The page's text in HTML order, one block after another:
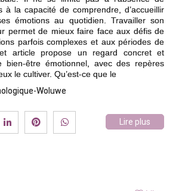
à la capacité de comprendre, d’accueillir
émotions au quotidien. Travailler son
permet de mieux faire face aux défis de
parfois complexes et aux périodes de
article propose un regard concret et
bien-être émotionnel, avec des repères
le cultiver. Qu’est-ce que le
Woluwe
Lire plus